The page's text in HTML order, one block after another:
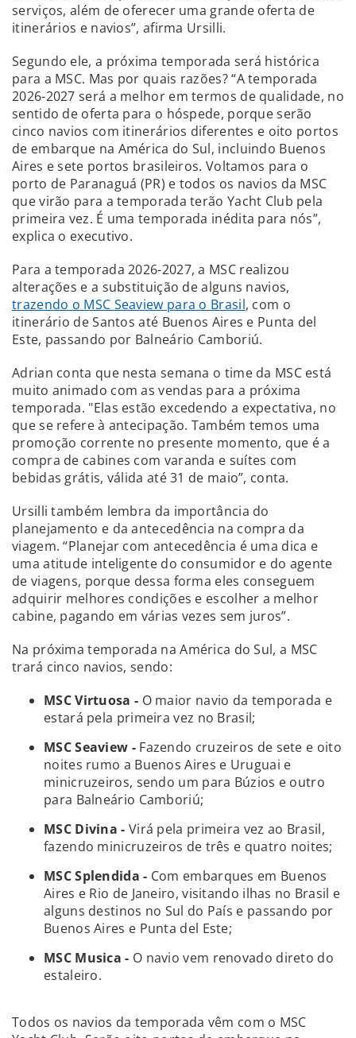
serviços, além de oferecer uma grande oferta de
itinerários e navios”, afirma Ursilli.
Segundo ele, a próxima temporada será histórica
para a MSC. Mas por quais razões? “A temporada
2026-2027 será a melhor em termos de qualidade, no
sentido de oferta para o hóspede, porque serão
cinco navios com itinerários diferentes e oito portos
de embarque na América do Sul, incluindo Buenos
Aires e sete portos brasileiros. Voltamos para o
porto de Paranaguá (PR) e todos os navios da MSC
que virão para a temporada terão Yacht Club pela
primeira vez. É uma temporada inédita para nós”,
explica o executivo.
Para a temporada 2026-2027, a MSC realizou
alterações e a substituição de alguns navios,
trazendo o MSC Seaview para o Brasil, com o
itinerário de Santos até Buenos Aires e Punta del
Este, passando por Balneário Camboriú.
Adrian conta que nesta semana o time da MSC está
muito animado com as vendas para a próxima
temporada. "Elas estão excedendo a expectativa, no
que se refere à antecipação. Também temos uma
promoção corrente no presente momento, que é a
compra de cabines com varanda e suítes com
bebidas grátis, válida até 31 de maio”, conta.
Ursilli também lembra da importância do
planejamento e da antecedência na compra da
viagem. “Planejar com antecedência é uma dica e
uma atitude inteligente do consumidor e do agente
de viagens, porque dessa forma eles conseguem
adquirir melhores condições e escolher a melhor
cabine, pagando em várias vezes sem juros”.
Na próxima temporada na América do Sul, a MSC
trará cinco navios, sendo:
MSC Virtuosa - O maior navio da temporada e
estará pela primeira vez no Brasil;
MSC Seaview -Fazendo cruzeiros de sete e oito
noites rumo a Buenos Aires e Uruguai e
minicruzeiros, sendo um para Búzios e outro
para Balneário Camboriú;
MSC Divina - Virá pela primeira vez ao Brasil,
fazendo minicruzeiros de três e quatro noites;
MSC Splendida - Com embarques em Buenos
Aires e Rio de Janeiro, visitando ilhas no Brasil e
alguns destinos no Sul do País e passando por
Buenos Aires e Punta del Este;
MSC Musica - O navio vem renovado direto do
estaleiro.
Todos os navios da temporada vêm com o MSC